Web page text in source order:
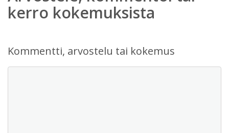
kerro kokemuksista
Kommentti, arvostelu tai kokemus